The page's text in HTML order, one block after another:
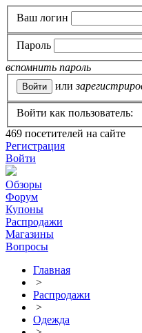
Ваш логин
Пароль
вспомнить пароль
или
Войти как пользователь:
469 посетителей на сайте
Регистрация
Войти
Обзоры
Форум
Купоны
Распродажи
Магазины
Вопросы
Главная
>
Распродажи
>
Одежда